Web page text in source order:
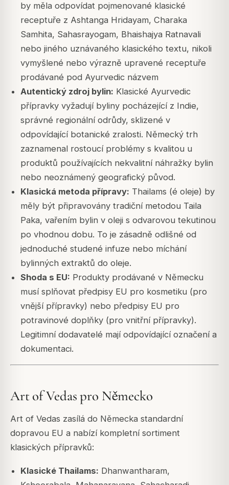
by měla odpovídat pojmenované klasické
receptuře z Ashtanga Hridayam, Charaka
Samhita, Sahasrayogam, Bhaishajya Ratnavali
nebo jiného uznávaného klasického textu, nikoli
vymyšlené nebo výrazně upravené receptuře
prodávané pod Ayurvedic názvem
Autentický zdroj bylin: Klasické Ayurvedic
přípravky vyžadují byliny pocházející z Indie,
správné regionální odrůdy, sklizené v
odpovídající botanické zralosti. Německý trh
zaznamenal rostoucí problémy s kvalitou u
produktů používajících nekvalitní náhražky bylin
nebo neoznámený geografický původ.
Klasická metoda přípravy: Thailams (é oleje) by
měly být připravovány tradiční metodou Taila
Paka, vařením bylin v oleji s odvarovou tekutinou
po vhodnou dobu. To je zásadně odlišné od
jednoduché studené infuze nebo míchání
bylinných extraktů do oleje.
Shoda s EU: Produkty prodávané v Německu
musí splňovat předpisy EU pro kosmetiku (pro
vnější přípravky) nebo předpisy EU pro
potravinové doplňky (pro vnitřní přípravky).
Legitimní dodavatelé mají odpovídající označení a
dokumentaci.
Art of Vedas pro Německo
Art of Vedas zasílá do Německa standardní
dopravou EU a nabízí kompletní sortiment
klasických přípravků:
Klasické Thailams: Dhanwantharam,